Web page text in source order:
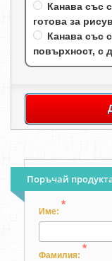
Канава със
готова за
Канава със
повърхност, с
Поръчай
Име:
*
Фамилия:
*